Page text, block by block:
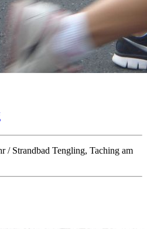
/ Strandbad Tengling, Taching am